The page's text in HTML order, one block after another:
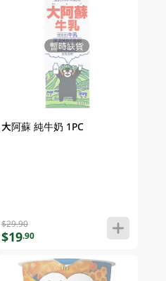
暫時缺貨
大阿蘇 純牛奶 1PC
$29.90
$19.90